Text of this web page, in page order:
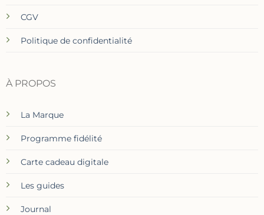
CGV
Politique de confidentialité
À PROPOS
La Marque
Programme fidélité
Carte cadeau digitale
Les guides
Journal